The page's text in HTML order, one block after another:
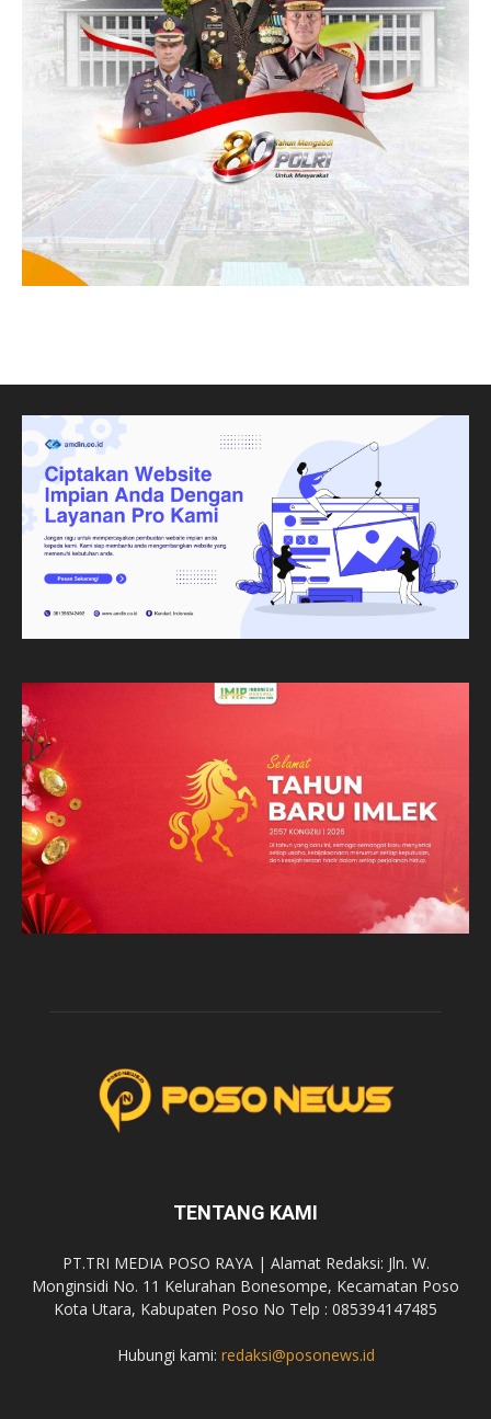
TENTANG KAMI
PT.TRI MEDIA POSO RAYA | Alamat Redaksi: Jln. W.
Monginsidi No. 11 Kelurahan Bonesompe, Kecamatan Poso
Kota Utara, Kabupaten Poso No Telp : 085394147485
Hubungi kami: redaksi@posonews.id